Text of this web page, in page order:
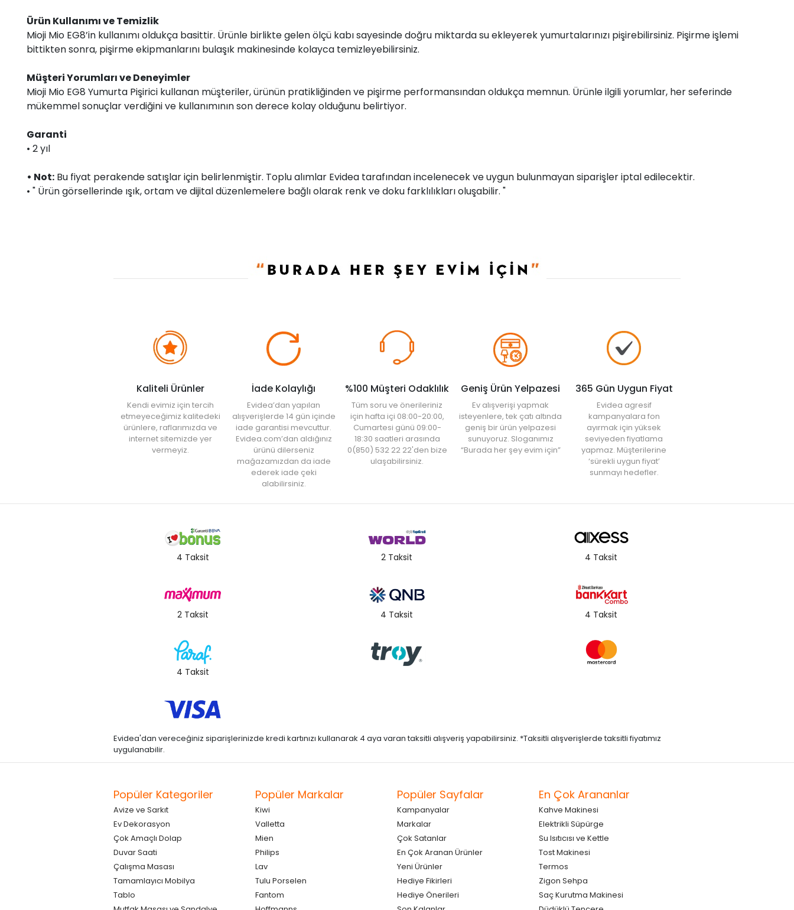
Ürün Kullanımı ve Temizlik
Mioji Mio EG8’in kullanımı oldukça basittir. Ürünle birlikte gelen ölçü kabı sayesinde doğru miktarda su ekleyerek yumurtalarınızı pişirebilirsiniz. Pişirme işlemi
bittikten sonra, pişirme ekipmanlarını bulaşık makinesinde kolayca temizleyebilirsiniz.
Müşteri Yorumları ve Deneyimler
Mioji Mio EG8 Yumurta Pişirici kullanan müşteriler, ürünün pratikliğinden ve pişirme performansından oldukça memnun. Ürünle ilgili yorumlar, her seferinde
mükemmel sonuçlar verdiğini ve kullanımının son derece kolay olduğunu belirtiyor.
Garanti
• 2 yıl
• Not: Bu fiyat perakende satışlar için belirlenmiştir. Toplu alımlar Evidea tarafından incelenecek ve uygun bulunmayan siparişler iptal edilecektir.
• " Ürün görsellerinde ışık, ortam ve dijital düzenlemelere bağlı olarak renk ve doku farklılıkları oluşabilir. "
Kaliteli Ürünler
Kendi evimiz için tercih
etmeyeceğimiz kalitedeki
ürünlere, raflarımızda ve
internet sitemizde yer
vermeyiz.
İade Kolaylığı
Evidea’dan yapılan
alışverişlerde 14 gün içinde
iade garantisi mevcuttur.
Evidea.com’dan aldığınız
ürünü dilerseniz
mağazamızdan da iade
ederek iade çeki
alabilirsiniz.
%100 Müşteri Odaklılık
Tüm soru ve önerileriniz
için hafta içi 08:00-20:00,
Cumartesi günü 09:00-
18:30 saatleri arasında
0(850) 532 22 22'den bize
ulaşabilirsiniz.
Geniş Ürün Yelpazesi
Ev alışverişi yapmak
isteyenlere, tek çatı altında
geniş bir ürün yelpazesi
sunuyoruz. Sloganımız
“Burada her şey evim için”
365 Gün Uygun Fiyat
Evidea agresif
kampanyalara fon
ayırmak için yüksek
seviyeden fiyatlama
yapmaz. Müşterilerine
‘sürekli uygun fiyat’
sunmayı hedefler.
4 Taksit 2 Taksit 4 Taksit
2 Taksit 4 Taksit 4 Taksit
4 Taksit
Evidea'dan vereceğiniz siparişlerinizde kredi kartınızı kullanarak 4 aya varan taksitli alışveriş yapabilirsiniz. *Taksitli alışverişlerde taksitli fiyatımız
uygulanabilir.
Popüler Kategoriler
Avize ve Sarkıt
Ev Dekorasyon
Çok Amaçlı Dolap
Duvar Saati
Çalışma Masası
Tamamlayıcı Mobilya
Tablo
Popüler Markalar
Kiwi
Valletta
Mien
Philips
Lav
Tulu Porselen
Fantom
Popüler Sayfalar
Kampanyalar
Markalar
Çok Satanlar
En Çok Aranan Ürünler
Yeni Ürünler
Hediye Fikirleri
Hediye Önerileri
En Çok Arananlar
Kahve Makinesi
Elektrikli Süpürge
Su Isıtıcısı ve Kettle
Tost Makinesi
Termos
Zigon Sehpa
Saç Kurutma Makinesi